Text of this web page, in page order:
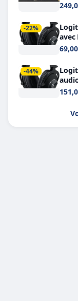
-22%
avec
-44%